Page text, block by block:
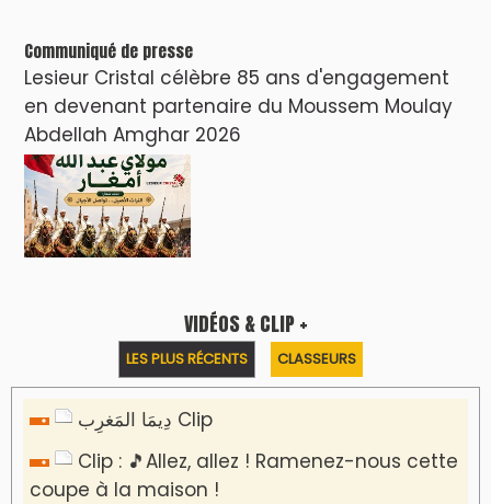
Communiqué de presse
Lesieur Cristal célèbre 85 ans d'engagement
en devenant partenaire du Moussem Moulay
Abdellah Amghar 2026
VIDÉOS & CLIP +
LES PLUS RÉCENTS CLASSEURS
دِيمَا المَغرِب Clip
Clip : 🎵Allez, allez ! Ramenez-nous cette
coupe à la maison !